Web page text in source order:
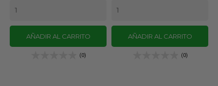
AÑADIR AL CARRITO
(0)
AÑADIR AL CARRITO
(0)